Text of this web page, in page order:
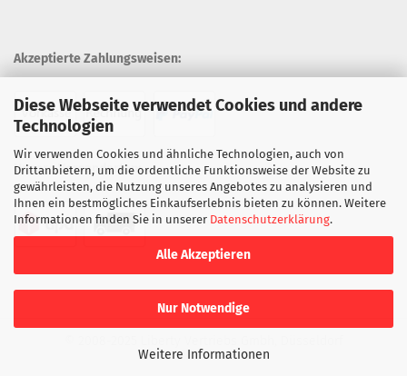
Diese Webseite verwendet Cookies und andere
Technologien
Wir verwenden Cookies und ähnliche Technologien, auch von
Drittanbietern, um die ordentliche Funktionsweise der Website zu
gewährleisten, die Nutzung unseres Angebotes zu analysieren und
Ihnen ein bestmögliches Einkaufserlebnis bieten zu können. Weitere
Informationen finden Sie in unserer Datenschutzerklärung.
Alle Akzeptieren
Nur Notwendige
Weitere Informationen
Akzeptierte Zahlungsweisen:
Unsere Versandarten: